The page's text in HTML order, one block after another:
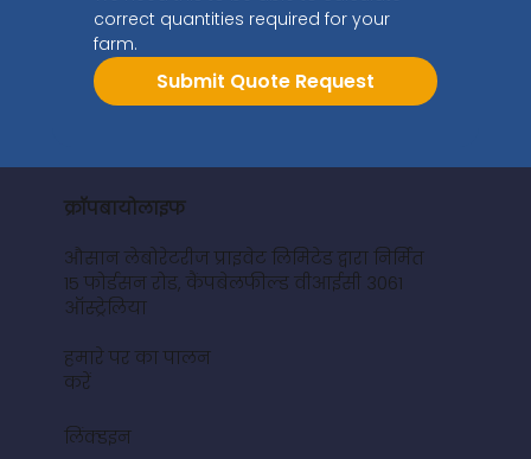
correct quantities required for your
farm.
Submit Quote Request
क्रॉपबायोलाइफ
औसान लेबोरेटरीज प्राइवेट लिमिटेड द्वारा निर्मित
15 फोर्डसन रोड, कैंपबेलफील्ड वीआईसी 3061
ऑस्ट्रेलिया
हमारे पर का पालन
करें
लिंक्डइन